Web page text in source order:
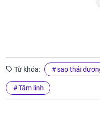
Từ khóa: sao thái
Tâm linh